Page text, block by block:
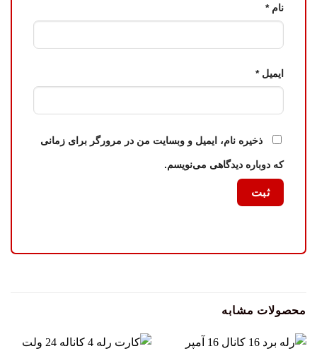
نام*
ایمیل*
ذخیره نام، ایمیل و وبسایت من در مرورگر برای زمانی
که دوباره دیدگاهی می‌نویسم.
محصولات مشابه